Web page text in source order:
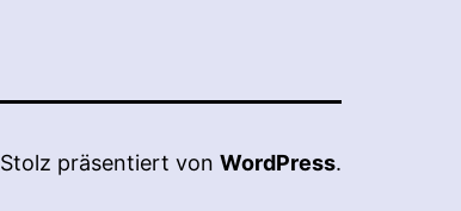
Stolz präsentiert von WordPress.